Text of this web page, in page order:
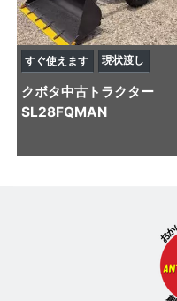
すぐ使えます 現状渡し
クボタ中古トラクター
SL28FQMAN